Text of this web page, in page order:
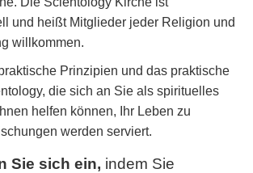
und heißt Mitglieder jeder Religion und
willkommen.
Prinzipien und das praktische
die sich an Sie als spirituelles
helfen können, Ihr Leben zu
werden serviert.
Sie sich ein, indem Sie